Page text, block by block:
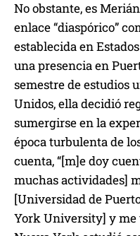
No obstante, es
enlace “diaspórico”
establecida en
una presencia en
semestre de estudios
Unidos, ella decidió
sumergirse en la
época turbulenta de
cuenta, “[m]e doy
muchas actividades]
[Universidad de
York University] y me